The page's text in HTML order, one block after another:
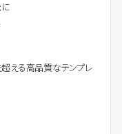
える高品質なテンプレ